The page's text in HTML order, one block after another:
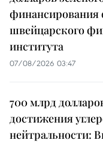
финансирования
швейцарского
института
07/08/2026 03:47
700 млрд
достижения
нейтральности: